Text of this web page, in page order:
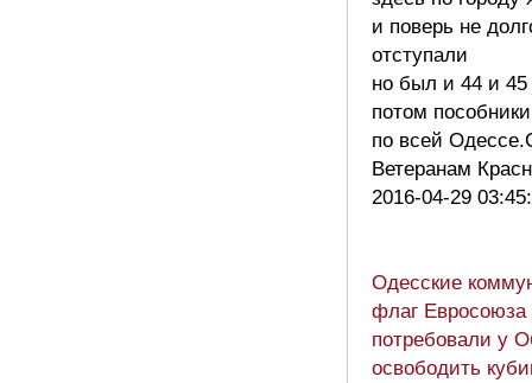
и поверь не
отступали
но был и 44 и 45
потом
по всей
Ветеранам
2016-04-29
Одесские
флаг Евросоюза
потребовали у
освободить